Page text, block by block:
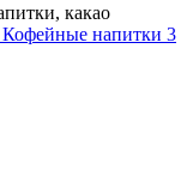
какао
Кофейные напитки 3